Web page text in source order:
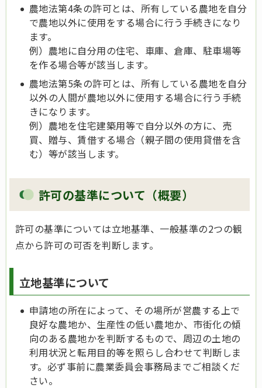
農地法第4条の許可とは、所有している農地を自分
で農地以外に使用をする場合に行う手続きになり
ます。
例）農地に自分用の住宅、車庫、倉庫、駐車場等
を作る場合等が該当します。
農地法第5条の許可とは、所有している農地を自分
以外の人間が農地以外に使用する場合に行う手続
きになります。
例）農地を住宅建築用等で自分以外の方に、売
買、贈与、賃借する場合（親子間の使用貸借を含
む）等が該当します。
許可の基準について（概要）
許可の基準については立地基準、一般基準の2つの観
点から許可の可否を判断します。
立地基準について
申請地の所在によって、その場所が営農する上で
良好な農地か、生産性の低い農地か、市街化の傾
向のある農地かを判断するもので、周辺の土地の
利用状況と転用目的等を照らし合わせて判断しま
す。必ず事前に農業委員会事務局までご相談くだ
さい。